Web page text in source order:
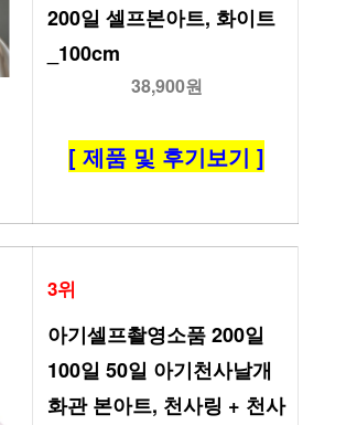
200일 셀프본아트, 화이트
_100cm
38,900원
[ 제품 및 후기보기 ]
3위
아기셀프촬영소품 200일
100일 50일 아기천사날개
화관 본아트, 천사링 + 천사